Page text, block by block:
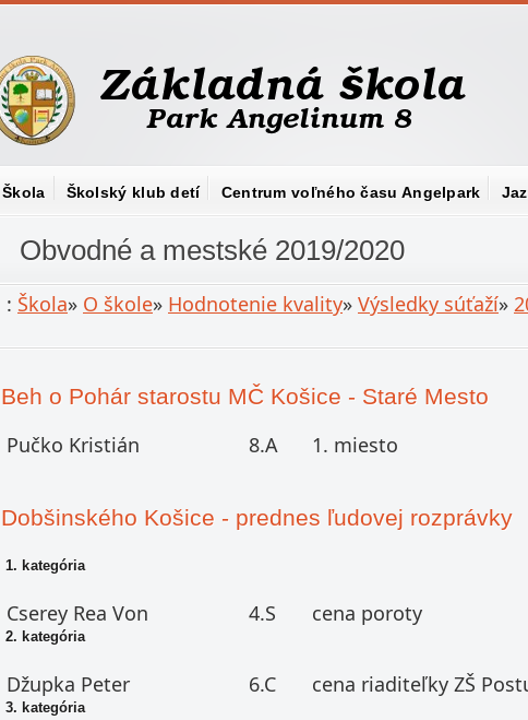
Škola Školský klub detí Centrum voľného času Angelpark
Obvodné a mestské 2019/2020
: Škola» O škole» Hodnotenie kvality» Výsledky súťaží»
Beh o Pohár starostu MČ Košice - Staré Mesto
Pučko Kristián 8.A 1. miesto
Dobšinského Košice - prednes ľudovej rozprávky
1. kategória
Cserey Rea Von 4.S cena poroty
2. kategória
Džupka Peter 6.C cena riaditeľky ZŠ
3. kategória